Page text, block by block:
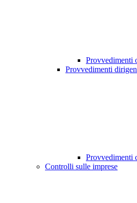
Provvedimenti
Provvedimenti
Provvedimenti
Controlli sulle imprese